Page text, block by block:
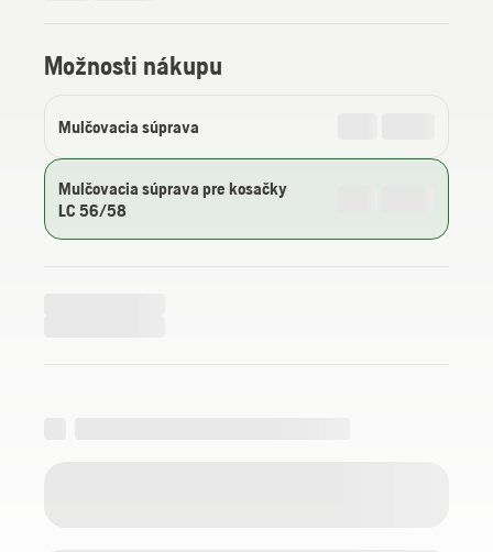
Možnosti nákupu
Mulčovacia súprava
Mulčovacia súprava pre kosačky
LC 56/58